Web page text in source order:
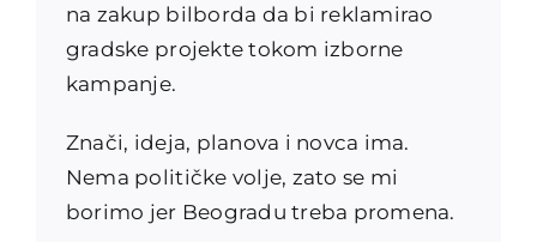
na zakup bilborda da bi reklamirao
gradske projekte tokom izborne
kampanje.
Znači, ideja, planova i novca ima.
Nema političke volje, zato se mi
borimo jer Beogradu treba promena.